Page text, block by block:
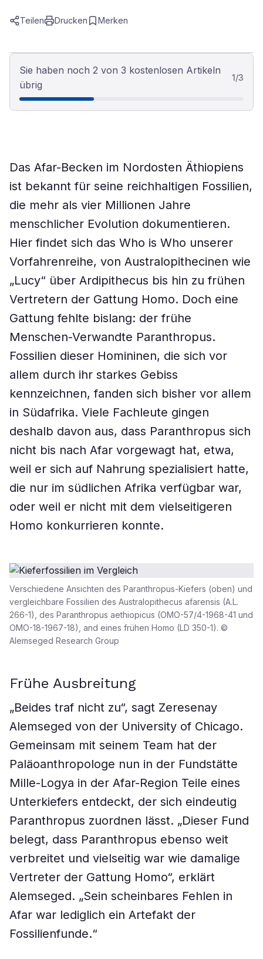
Teilen Drucken Merken
Sie haben noch 2 von 3 kostenlosen Artikeln
übrig
1/3
Das Afar-Becken im Nordosten Äthiopiens
ist bekannt für seine reichhaltigen Fossilien,
die mehr als vier Millionen Jahre
menschlicher Evolution dokumentieren.
Hier findet sich das Who is Who unserer
Vorfahrenreihe, von Australopithecinen wie
„Lucy“ über Ardipithecus bis hin zu frühen
Vertretern der Gattung Homo. Doch eine
Gattung fehlte bislang: der frühe
Menschen-Verwandte Paranthropus.
Fossilien dieser Homininen, die sich vor
allem durch ihr starkes Gebiss
kennzeichnen, fanden sich bisher vor allem
in Südafrika. Viele Fachleute gingen
deshalb davon aus, dass Paranthropus sich
nicht bis nach Afar vorgewagt hat, etwa,
weil er sich auf Nahrung spezialisiert hatte,
die nur im südlichen Afrika verfügbar war,
oder weil er nicht mit dem vielseitigeren
Homo konkurrieren konnte.
Verschiedene Ansichten des Paranthropus-Kiefers (oben) und
vergleichbare Fossilien des Australopithecus afarensis (A.L.
266-1), des Paranthropus aethiopicus (OMO-57/4-1968-41 und
OMO-18-1967-18), and eines frühen Homo (LD 350-1). ©
Alemseged Research Group
Frühe Ausbreitung
„Beides traf nicht zu“, sagt Zeresenay
Alemseged von der University of Chicago.
Gemeinsam mit seinem Team hat der
Paläoanthropologe nun in der Fundstätte
Mille-Logya in der Afar-Region Teile eines
Unterkiefers entdeckt, der sich eindeutig
Paranthropus zuordnen lässt. „Dieser Fund
belegt, dass Paranthropus ebenso weit
verbreitet und vielseitig war wie damalige
Vertreter der Gattung Homo“, erklärt
Alemseged. „Sein scheinbares Fehlen in
Afar war lediglich ein Artefakt der
Fossilienfunde.“